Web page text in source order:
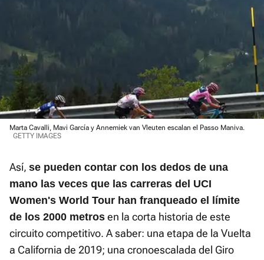
Marta Cavalli, Mavi García y Annemiek van Vleuten escalan el Passo Maniva.
GETTY IMAGES
Así, se pueden contar con los dedos de una
mano las veces que las carreras del UCI
Women's World Tour han franqueado el límite
de los 2000 metros en la corta historia de este
circuito competitivo. A saber: una etapa de la Vuelta
a California de 2019; una cronoescalada del Giro